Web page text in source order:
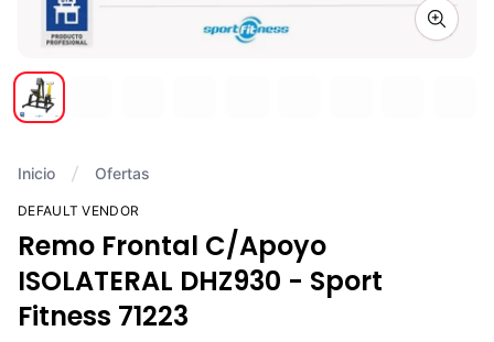
Zoom
Inicio Ofertas
DEFAULT VENDOR
Remo Frontal C/Apoyo
ISOLATERAL DHZ930 - Sport
Fitness 71223